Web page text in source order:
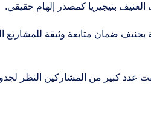
بنيجيريا كمصدر إلهام حقيقي.
ضمان متابعة وثيقة للمشاريع
كبير من المشاركين النظر لجدواه